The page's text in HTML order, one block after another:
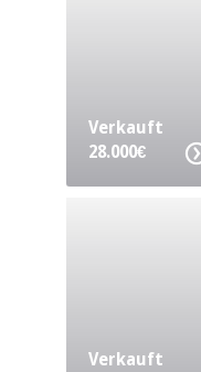
Verkauft
28.000€
Verkauft